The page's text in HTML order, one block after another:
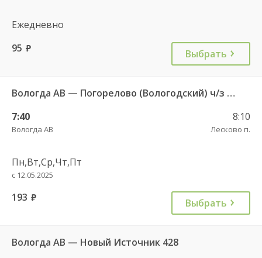
Ежедневно
95 руб. Выбрать
Вологда АВ — Погорелово (Вологодский) ч/з Новый Источник 422
7:40
Вологда АВ
8:10
Лесково п.
Пн,Вт,Ср,Чт,Пт
с 12.05.2025
193 руб. Выбрать
Вологда АВ — Новый Источник 428